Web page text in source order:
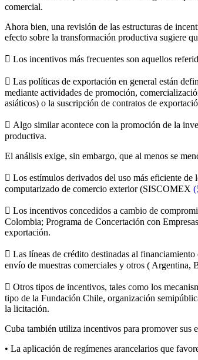
comercial.
Ahora bien, una revisión de las estructuras de
efecto sobre la transformación productiva sugiere
 Los incentivos más frecuentes son aquellos
 Las políticas de exportación en general están
mediante actividades de promoción,
asiáticos) o la suscripción de contratos de
 Algo similar acontece con la promoción de la
productiva.
El análisis exige, sin embargo, que al menos se
 Los estímulos derivados del uso más eficiente
computarizado de comercio exterior (SISCOMEX
 Los incentivos concedidos a cambio de
Colombia; Programa de Concertación con
exportación.
 Las líneas de crédito destinadas al
envío de muestras comerciales y otros ( Argentina,
 Otros tipos de incentivos, tales como los
tipo de la Fundación Chile, organización
la licitación.
Cuba también utiliza incentivos para promover sus
• La aplicación de regímenes arancelarios que